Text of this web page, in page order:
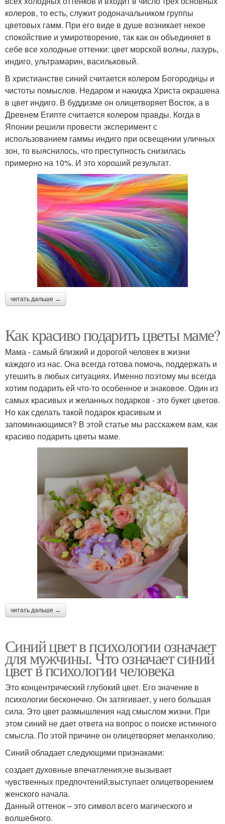
колеров, то есть, служит родоначальником группы
цветовых гамм. При его виде в душе возникает некое
спокойствие и умиротворение, так как он объединяет в
себе все холодные оттенки: цвет морской волны, лазурь,
индиго, ультрамарин, васильковый.
В христианстве синий считается колером Богородицы и
чистоты помыслов. Недаром и накидка Христа окрашена
в цвет индиго. В буддизме он олицетворяет Восток, а в
Древнем Египте считается колером правды. Когда в
Японии решили провести эксперимент с
использованием гаммы индиго при освещении уличных
зон, то выяснилось, что преступность снизилась
примерно на 10%. И это хороший результат.
читать дальше →
Как красиво подарить цветы маме?
Мама - самый близкий и дорогой человек в жизни
каждого из нас. Она всегда готова помочь, поддержать и
утешить в любых ситуациях. Именно поэтому мы всегда
хотим подарить ей что-то особенное и знаковое. Один из
самых красивых и желанных подарков - это букет цветов.
Но как сделать такой подарок красивым и
запоминающимся? В этой статье мы расскажем вам, как
красиво подарить цветы маме.
читать дальше →
Синий цвет в психологии означает
для мужчины. Что означает синий
цвет в психологии человека
Это концентрический глубокий цвет. Его значение в
психологии бесконечно. Он затягивает, у него большая
сила. Это цвет размышления над смыслом жизни. При
этом синий не дает ответа на вопрос о поиске истинного
смысла. По этой причине он олицетворяет меланхолию.
Синий обладает следующими признаками:
создает духовные впечатления;не вызывает
чувственных предпочтений;выступает олицетворением
женского начала.
Данный оттенок – это символ всего магического и
волшебного.